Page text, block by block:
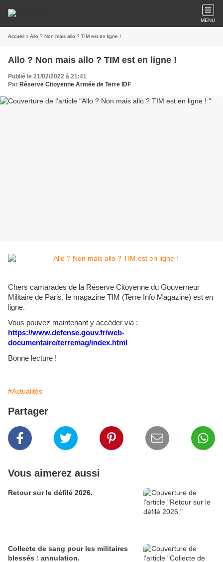
MENU
Accueil » Allo ? Non mais allo ? TIM est en ligne !
Allo ? Non mais allo ? TIM est en ligne !
Publié le 21/02/2022 à 21:41
Par Réserve Citoyenne Armée de Terre IDF
Chers camarades de la Réserve Citoyenne du Gouverneur
Militaire de Paris, le magazine TIM (Terre Info Magazine) est en
ligne.
Vous pouvez maintenant y accéder via :
https://www.defense.gouv.fr/web-
documentaire/terremag/index.html
Bonne lecture !
#Actualités
Partager
Vous aimerez aussi
Retour sur le défilé 2026.
Collecte de sang pour les militaires
blessés : annulation.